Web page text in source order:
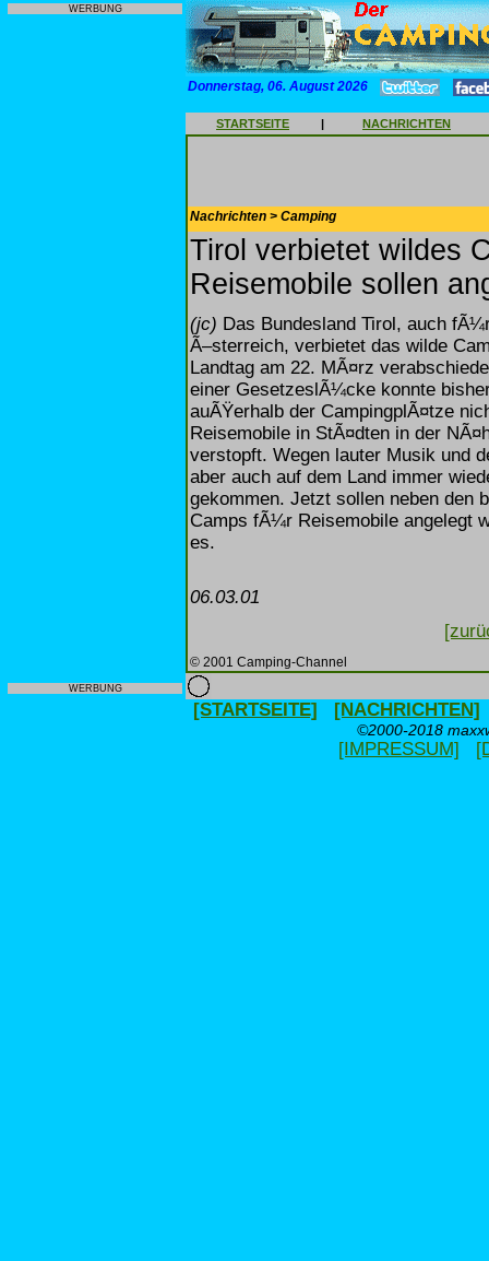
WERBUNG
WERBUNG
Donnerstag, 06. August 2026
STARTSEITE | NACHRICHTEN
Nachrichten > Camping
Tirol verbietet wildes
Reisemobile sollen
(jc) Das Bundesland Tirol, auch
Ã–sterreich, verbietet das wilde
Landtag am 22. MÃ¤rz
einer GesetzeslÃ¼cke konnte
auÃŸerhalb der CampingplÃ¤tze
Reisemobile in StÃ¤dten in der
verstopft. Wegen lauter Musik und
aber auch auf dem Land immer
gekommen. Jetzt sollen neben den
Camps fÃ¼r Reisemobile angelegt
es.
06.03.01
© 2001 Camping-Channel
[STARTSEITE] [NACHRICHTEN]
©2000-2018
[IMPRESSUM]